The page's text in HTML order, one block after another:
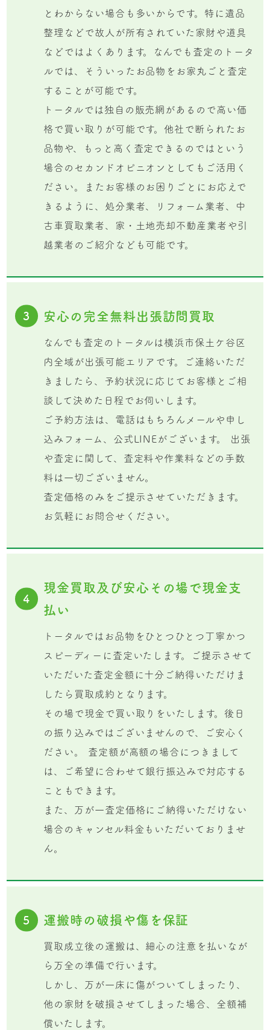
とわからない場合も多いからです。特に遺品
整理などで故人が所有されていた家財や道具
などではよくあります。なんでも査定のトータ
ルでは、そういったお品物をお家丸ごと査定
することが可能です。
トータルでは独自の販売網があるので高い価
格で買い取りが可能です。他社で断られたお
品物や、もっと高く査定できるのではという
場合のセカンドオピニオンとしてもご活用く
ださい。またお客様のお困りごとにお応えで
きるように、処分業者、リフォーム業者、中
古車買取業者、家・土地売却不動産業者や引
越業者のご紹介なども可能です。
3 安心の完全無料出張訪問買取
なんでも査定のトータルは横浜市保土ケ谷区
内全域が出張可能エリアです。ご連絡いただ
きましたら、予約状況に応じてお客様とご相
談して決めた日程でお伺いします。
ご予約方法は、電話はもちろんメールや申し
込みフォーム、公式LINEがございます。 出張
や査定に関して、査定料や作業料などの手数
料は一切ございません。
査定価格のみをご提示させていただきます。
お気軽にお問合せください。
4
現金買取及び安心その場で現金支
払い
トータルではお品物をひとつひとつ丁寧かつ
スピーディーに査定いたします。ご提示させて
いただいた査定金額に十分ご納得いただけま
したら買取成約となります。
その場で現金で買い取りをいたします。後日
の振り込みではございませんので、ご安心く
ださい。 査定額が高額の場合につきまして
は、ご希望に合わせて銀行振込みで対応する
こともできます。
また、万が一査定価格にご納得いただけない
場合のキャンセル料金もいただいておりませ
ん。
5 運搬時の破損や傷を保証
買取成立後の運搬は、細心の注意を払いなが
ら万全の準備で行います。
しかし、万が一床に傷がついてしまったり、
他の家財を破損させてしまった場合、全額補
償いたします。